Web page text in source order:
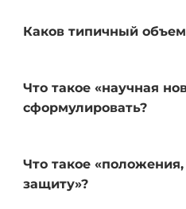
Каков типичный
Что такое «научная
сформулировать?
Что такое
защиту»?